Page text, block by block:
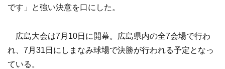
です」と強い決意を口にした。
広島大会は7月10日に開幕。広島県内の全7会場で行わ
れ、7月31日にしまなみ球場で決勝が行われる予定となっ
ている。